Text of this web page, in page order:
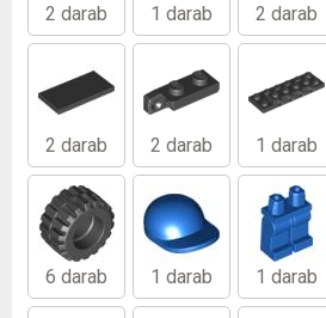
2 darab 1 darab 2 darab
2 darab 2 darab 1 darab
6 darab 1 darab 1 darab